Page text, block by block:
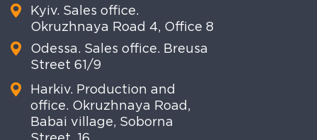
Шатровий ангар із прибудованим навісом
Навіс у Сватовому, Луганська область
Kyiv. Sales office.
Okruzhnaya Road 4, Office 8
Odessa. Sales office. Breusa
Street 61/9
Harkiv. Production and
office. Okruzhnaya Road,
Babai village, Soborna